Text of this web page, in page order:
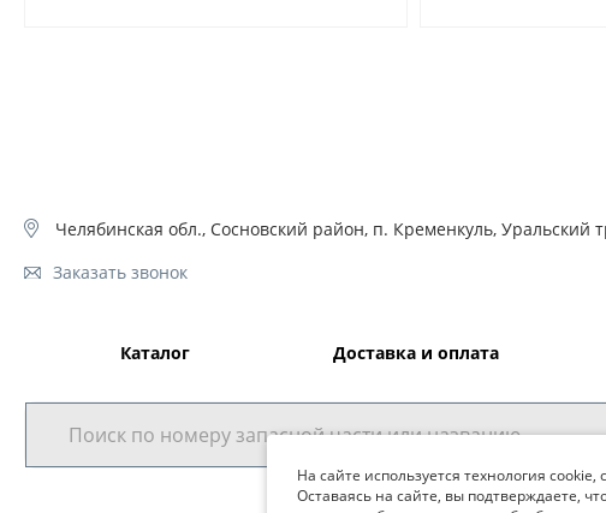
Челябинская обл., Сосновский район, п. Кременкуль, Уральский
Заказать звонок
Каталог Доставка и оплата
На сайте используется технология
Оставаясь на сайте, вы подтверждаете,